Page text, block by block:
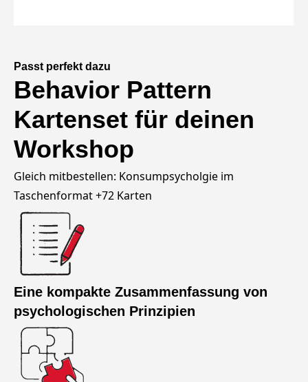
Passt perfekt dazu
Behavior Pattern
Kartenset für deinen
Workshop
Gleich mitbestellen: Konsumpsycholgie im
Taschenformat +72 Karten
Eine kompakte Zusammenfassung von
psychologischen Prinzipien